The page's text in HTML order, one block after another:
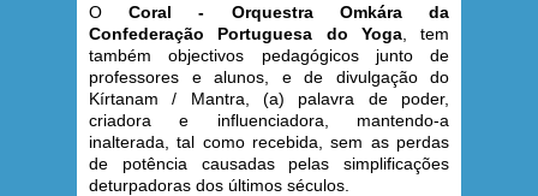
OCoral - Orquestra Omkára da
Confederação Portuguesa do Yoga, tem
também objectivos pedagógicos junto de
professores e alunos, e de divulgação do
Kírtanam / Mantra, (a) palavra de poder,
criadora e influenciadora, mantendo-a
inalterada, tal como recebida, sem as perdas
de potência causadas pelas simplificações
deturpadoras dos últimos séculos.